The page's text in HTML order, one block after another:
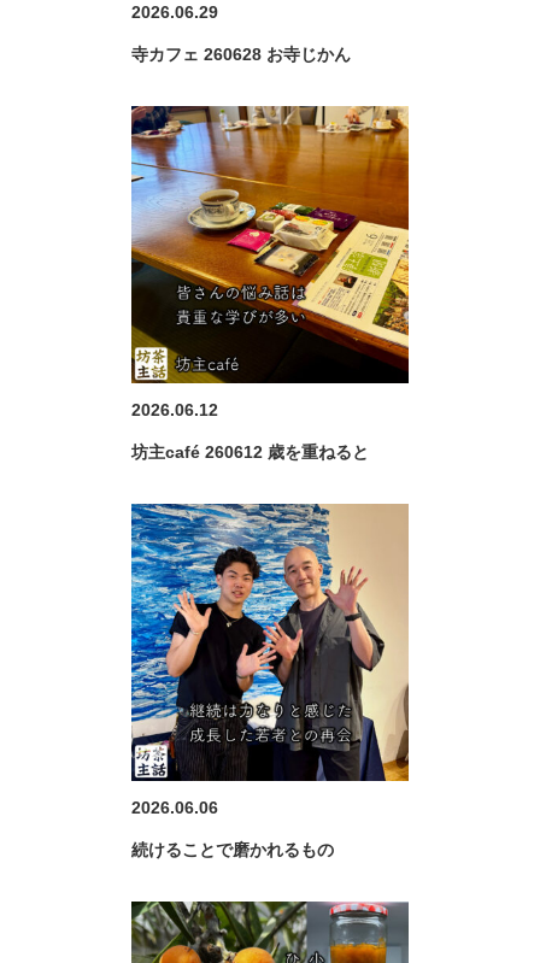
2026.06.29
寺カフェ 260628 お寺じかん
2026.06.12
坊主café 260612 歳を重ねると
2026.06.06
続けることで磨かれるもの